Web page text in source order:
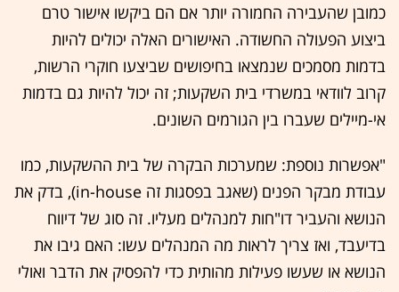
כמובן שהעבירה החמורה יותר אם הם ביקשו אישור טרם
ביצוע הפעולה החשודה. האישורים האלה יכולים להיות
בדמות מסמכים שנמצאו בחיפושים שביצעו חוקרי הרשות,
קרוב לוודאי במשרדי בית השקעות; זה יכול להיות גם בדמות
אי-מיילים שעברו בין הגורמים השונים.
"אפשרות נוספת: שמערכות הבקרה של בית ההשקעות, כמו
עבודת מבקר הפנים (שאגב בפסגות זה in-house), בדק את
הנושא והעביר דו"חות למנהלים מעליו. זה סוג של דיווח
בדיעבד, ואז צריך לראות מה המנהלים עשו: האם גיבו את
הנושא או שעשו פעילות מהותית כדי להפסיק את הדבר ואולי